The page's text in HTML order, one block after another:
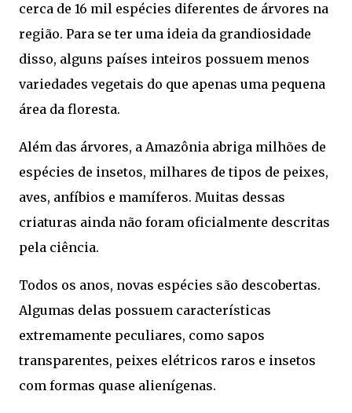
cerca de 16 mil espécies diferentes de árvores na
região. Para se ter uma ideia da grandiosidade
disso, alguns países inteiros possuem menos
variedades vegetais do que apenas uma pequena
área da floresta.
Além das árvores, a Amazônia abriga milhões de
espécies de insetos, milhares de tipos de peixes,
aves, anfíbios e mamíferos. Muitas dessas
criaturas ainda não foram oficialmente descritas
pela ciência.
Todos os anos, novas espécies são descobertas.
Algumas delas possuem características
extremamente peculiares, como sapos
transparentes, peixes elétricos raros e insetos
com formas quase alienígenas.